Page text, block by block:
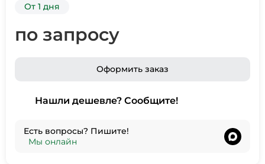
От 1 дня
по запросу
Оформить заказ
Нашли дешевле? Сообщите!
Есть вопросы? Пишите!
Мы онлайн